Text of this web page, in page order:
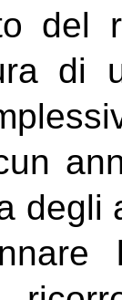
del
di
degli